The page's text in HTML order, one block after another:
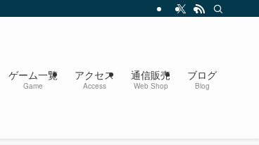
ゲーム一覧
Game
アクセス
Access
通信販売
Web Shop
ブログ
Blog